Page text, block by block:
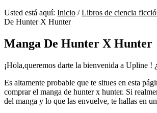
Usted está aquí: Inicio / Libros de ciencia
De Hunter X Hunter
Manga De Hunter X Hunter
¡Hola,queremos darte la bienvenida a Upline !
Es altamente probable que te situes en esta
comprar el manga de hunter x hunter. Si
del manga y lo que las envuelve, te hallas en